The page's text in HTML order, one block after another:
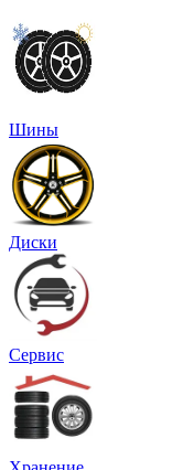
Шины
Диски
Сервис